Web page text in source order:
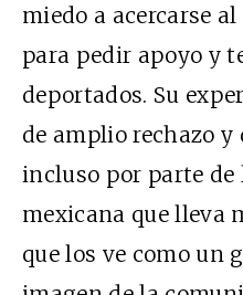
miedo a acercarse
para pedir apoyo y
deportados. Su
de amplio rechazo
incluso por parte de
mexicana que lleva
que los ve como un